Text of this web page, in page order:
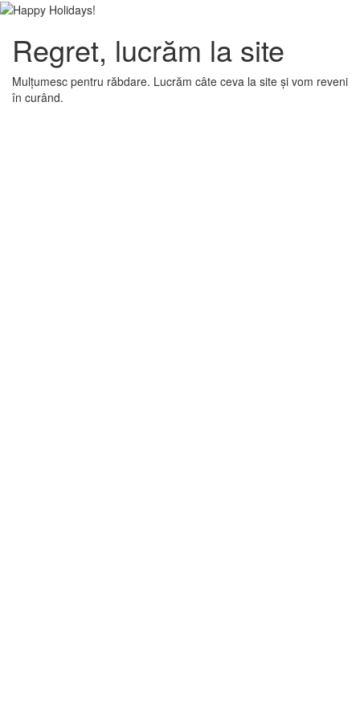
Regret, lucrăm la site
Mulțumesc pentru răbdare. Lucrăm câte ceva la site și vom reveni
în curând.